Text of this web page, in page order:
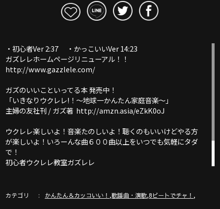
・初心者Ver 2:37 ・かっこいいVer 14:23
ガズレレホームページリニューアル！！
http://www.gazzlele.com/
ガズのいいこといってる本 発売中！
「いきなりウクレレ!！〜地球一かんたん家庭音楽〜」
主婦の友社刊 / ガズ著 http://amzn.asia/eZkK0oJ
ウクレレ楽しいよ！音楽たのしいよ！聴くのもいいけどやる方
が楽しいよ！いろーんな曲６００曲以上をいつでも気軽にタダ
で！
初心者ウクレレ教室ガズレレ
http://www.gazzlele.com/youtube
カテゴリ かんたん＆カッコいい！ ,歌謡曲・演歌,8ビートでチャ！ ,